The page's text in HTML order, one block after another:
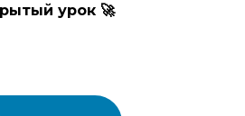
урок 🚀